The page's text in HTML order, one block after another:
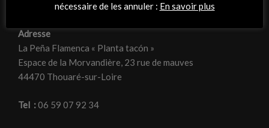
RETROUVEZ-NOUS
Adresse
La Peña Flamenca « Planta tacón »
Espace de la Morvandière, 23 rue de mauves
44470 Thouaré-sur-Loire
Tel :06 59 07 92 34
nécessaire de les annuler : En savoir plus